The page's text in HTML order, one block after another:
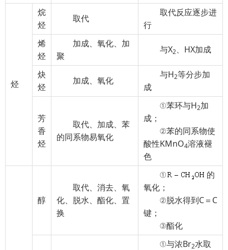
烃
烷
烃
取代
取代反应逐步进
行
烯
烃
加成、氧化、加
聚
与X2、HX加成
炔
烃
加成、氧化
与H2等分步加
成
芳
香
烃
取代、加成、苯
的同系物易氧化
①苯环与H2加
成；
②苯的同系物使
酸性KMnO4溶液褪
色
醇
取代、消去、氧
化、脱水、酯化、置
换
①
的
氧化；
②脱水得到C＝C
键；
③酯化
①与浓Br2水取